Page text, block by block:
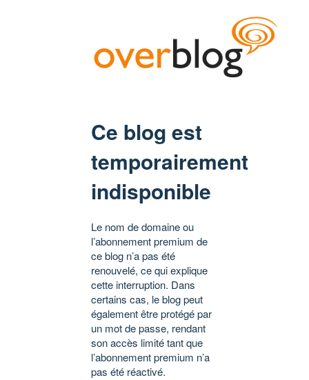
Ce blog est
temporairement
indisponible
Le nom de domaine ou
l’abonnement premium de
ce blog n’a pas été
renouvelé, ce qui explique
cette interruption. Dans
certains cas, le blog peut
également être protégé par
un mot de passe, rendant
son accès limité tant que
l’abonnement premium n’a
pas été réactivé.